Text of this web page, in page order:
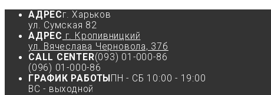
АДРЕСг. Харьков
ул. Сумская 82
АДРЕС г. Кропивницкий
ул. Вячеслава Черновола, 37б
CALL CENTER(093) 01-000-86
(096) 01-000-86
ГРАФИК РАБОТЫ ПН - СБ 10:00 - 19:00
ВС - выходной